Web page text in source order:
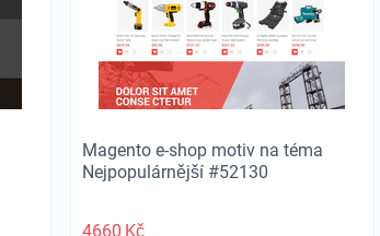
Magento e-shop motiv na téma
Nejpopulárnější #52130
4660 Kč